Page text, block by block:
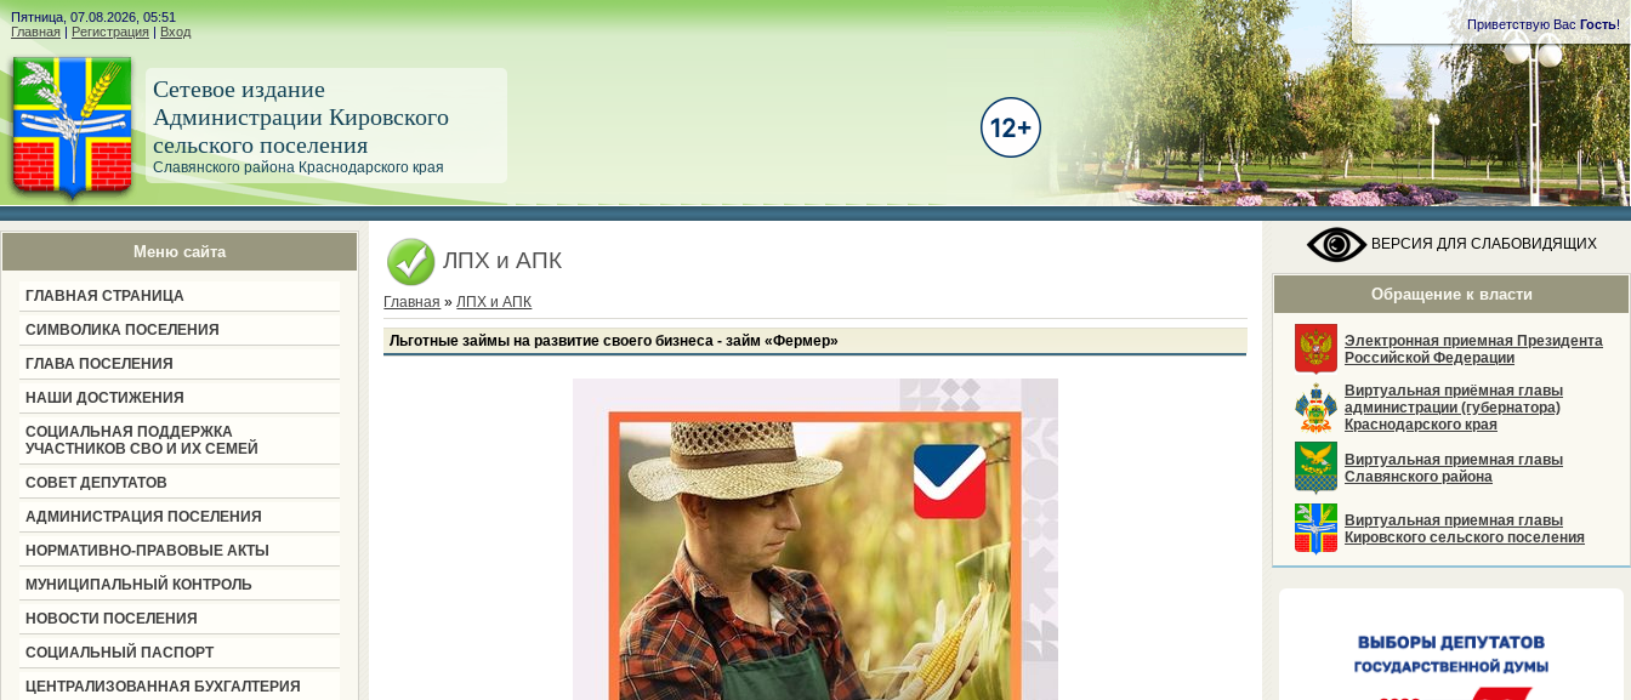
Пятница, 07.08.2026, 05:51
Главная | Регистрация | Вход Приветствую Вас Гость!
Сетевое издание
Администрации Кировского
сельского поселения
Славянского района Краснодарского края
Меню сайта
ГЛАВНАЯ СТРАНИЦА
СИМВОЛИКА ПОСЕЛЕНИЯ
ГЛАВА ПОСЕЛЕНИЯ
НАШИ ДОСТИЖЕНИЯ
СОЦИАЛЬНАЯ ПОДДЕРЖКА
УЧАСТНИКОВ СВО И ИХ СЕМЕЙ
СОВЕТ ДЕПУТАТОВ
АДМИНИСТРАЦИЯ ПОСЕЛЕНИЯ
НОРМАТИВНО-ПРАВОВЫЕ АКТЫ
МУНИЦИПАЛЬНЫЙ КОНТРОЛЬ
НОВОСТИ ПОСЕЛЕНИЯ
СОЦИАЛЬНЫЙ ПАСПОРТ
ЦЕНТРАЛИЗОВАННАЯ БУХГАЛТЕРИЯ
ВЕРСИЯ ДЛЯ СЛАБОВИДЯЩИХ
Обращение к власти
Электронная приемная Президента
Российской Федерации
Виртуальная приёмная главы
администрации (губернатора)
Краснодарского края
Виртуальная приемная главы
Славянского района
Виртуальная приемная главы
Кировского сельского поселения
ЛПХ и АПК
Главная »ЛПХ и АПК
Льготные займы на развитие своего бизнеса - займ «Фермер»